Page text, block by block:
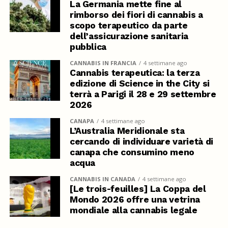
La Germania mette fine al
rimborso dei fiori di cannabis a
scopo terapeutico da parte
dell’assicurazione sanitaria
pubblica
CANNABIS IN FRANCIA 4 settimane ago
Cannabis terapeutica: la terza
edizione di Science in the City si
terrà a Parigi il 28 e 29 settembre
2026
CANAPA 4 settimane ago
L’Australia Meridionale sta
cercando di individuare varietà di
canapa che consumino meno
acqua
CANNABIS IN CANADA 4 settimane ago
[Le trois-feuilles] La Coppa del
Mondo 2026 offre una vetrina
mondiale alla cannabis legale